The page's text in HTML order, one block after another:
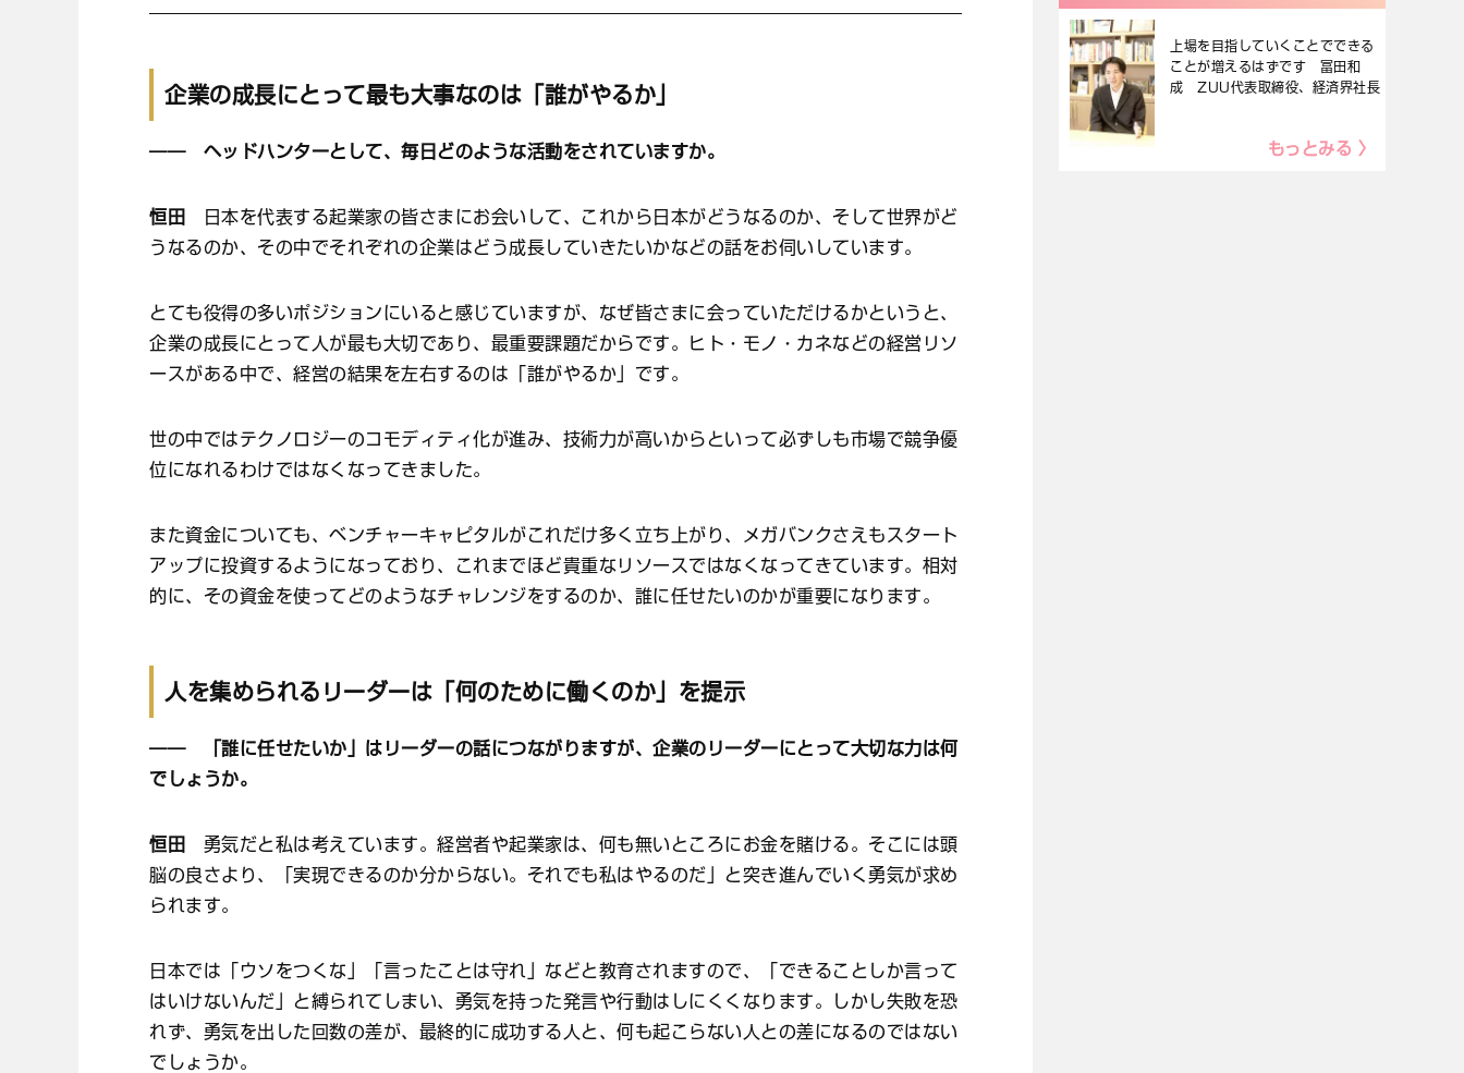
企業の成長にとって最も大事なのは「誰がやるか」
―― ヘッドハンターとして、毎日どのような活動をされていますか。
恒田
日本を代表する起業家の皆さまにお会いして、これから日本がどうなるのか、そして世界がど
うなるのか、その中でそれぞれの企業はどう成長していきたいかなどの話をお伺いしています。
とても役得の多いポジションにいると感じていますが、なぜ皆さまに会っていただけるかというと、
企業の成長にとって人が最も大切であり、最重要課題だからです。ヒト・モノ・カネなどの経営リソ
ースがある中で、経営の結果を左右するのは「誰がやるか」です。
世の中ではテクノロジーのコモディティ化が進み、技術力が高いからといって必ずしも市場で競争優
位になれるわけではなくなってきました。
また資金についても、ベンチャーキャピタルがこれだけ多く立ち上がり、メガバンクさえもスタート
アップに投資するようになっており、これまでほど貴重なリソースではなくなってきています。相対
的に、その資金を使ってどのようなチャレンジをするのか、誰に任せたいのかが重要になります。
人を集められるリーダーは「何のために働くのか」を提示
―― 「誰に任せたいか」はリーダーの話につながりますが、企業のリーダーにとって大切な力は何
でしょうか。
恒田
勇気だと私は考えています。経営者や起業家は、何も無いところにお金を賭ける。そこには頭
脳の良さより、「実現できるのか分からない。それでも私はやるのだ」と突き進んでいく勇気が求め
られます。
日本では「ウソをつくな」「言ったことは守れ」などと教育されますので、「できることしか言って
はいけないんだ」と縛られてしまい、勇気を持った発言や行動はしにくくなります。しかし失敗を恐
れず、勇気を出した回数の差が、最終的に成功する人と、何も起こらない人との差になるのではない
でしょうか。
上場を目指していくことでできる
ことが増えるはずです 冨田和
成 ZUU代表取締役、経済界社長
もっとみる 〉